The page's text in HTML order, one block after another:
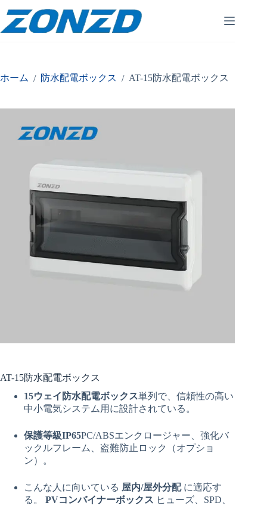
ン
テ
ス
ホーム / 防水配電ボックス / AT-15防水配電ボックス
AT-15防水配電ボックス
15ウェイ防水配電ボックス単列で、信頼性の高い
中小電気システム用に設計されている。
保護等級IP65PC/ABSエンクロージャー、強化バ
ックルフレーム、盗難防止ロック（オプショ
ン）。
こんな人に向いている 屋内/屋外分配に適応す
る。 PVコンバイナーボックス ヒューズ、SPD、